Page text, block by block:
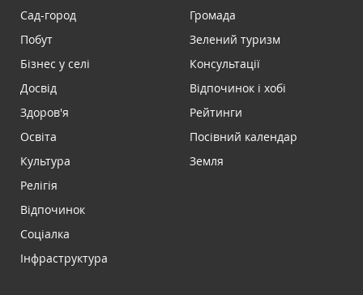
Сад-город
Побут
Бізнес у селі
Досвід
Здоров'я
Освіта
Культура
Релігія
Відпочинок
Соціалка
Інфраструктура
Громада
Зелений туризм
Консультації
Відпочинок і хобі
Рейтинги
Посівний календар
Земля